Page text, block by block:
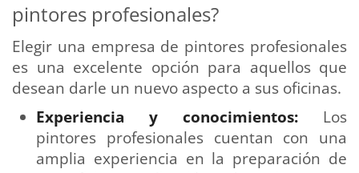
pintores profesionales?
Elegir una empresa de pintores profesionales
es una excelente opción para aquellos que
desean darle un nuevo aspecto a sus oficinas.
Experiencia y conocimientos: Los
pintores profesionales cuentan con una
amplia experiencia en la preparación de